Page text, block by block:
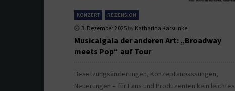
KONZERT REZENSION
3. Dezember 2025 by Katharina Karsunke
Musicalgala der anderen Art: „Broadway
meets Pop“ auf Tour
Besetzungsänderungen, Konzeptanpassungen,
Neuerungen – für Fans und Produzenten kein leichtes